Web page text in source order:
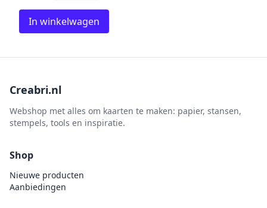
In winkelwagen
Creabri.nl
Webshop met alles om kaarten te maken: papier, stansen,
stempels, tools en inspiratie.
Shop
Nieuwe producten
Aanbiedingen